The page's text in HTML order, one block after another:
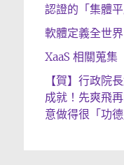
認證的「集體
軟體定義全世
XaaS 相關蒐集
【賀】行政院
成就！先爽飛
意做得很「功德